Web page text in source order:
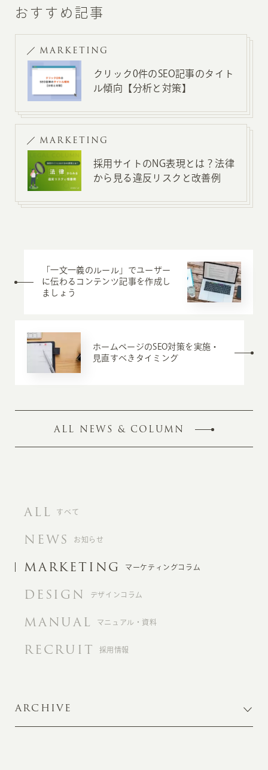
おすすめ記事
MARKETING
クリック0件のSEO記事のタイト
ル傾向【分析と対策】
MARKETING
採用サイトのNG表現とは？法律
から見る違反リスクと改善例
「一文一義のルール」でユーザー
に伝わるコンテンツ記事を作成し
ましょう
ホームページのSEO対策を実施・
見直すべきタイミング
ALL NEWS & COLUMN
ALL すべて
NEWS お知らせ
MARKETING マーケティングコラム
DESIGN デザインコラム
MANUAL マニュアル・資料
RECRUIT 採用情報
ARCHIVE